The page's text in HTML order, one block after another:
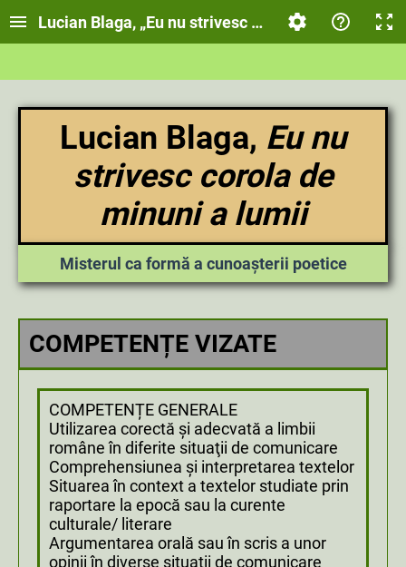
Lucian Blaga, „Eu nu strivesc corola de minuni a
Lucian Blaga, Eu nu
strivesc corola de
minuni a lumii
Misterul ca formă a cunoașterii poetice
COMPETENȚE VIZATE
COMPETENȚE GENERALE
Utilizarea corectă şi adecvată a limbii
române în diferite situaţii de comunicare
Comprehensiunea şi interpretarea textelor
Situarea în context a textelor studiate prin
raportare la epocă sau la curente
culturale/ literare
Argumentarea orală sau în scris a unor
opinii în diverse situaţii de comunicare